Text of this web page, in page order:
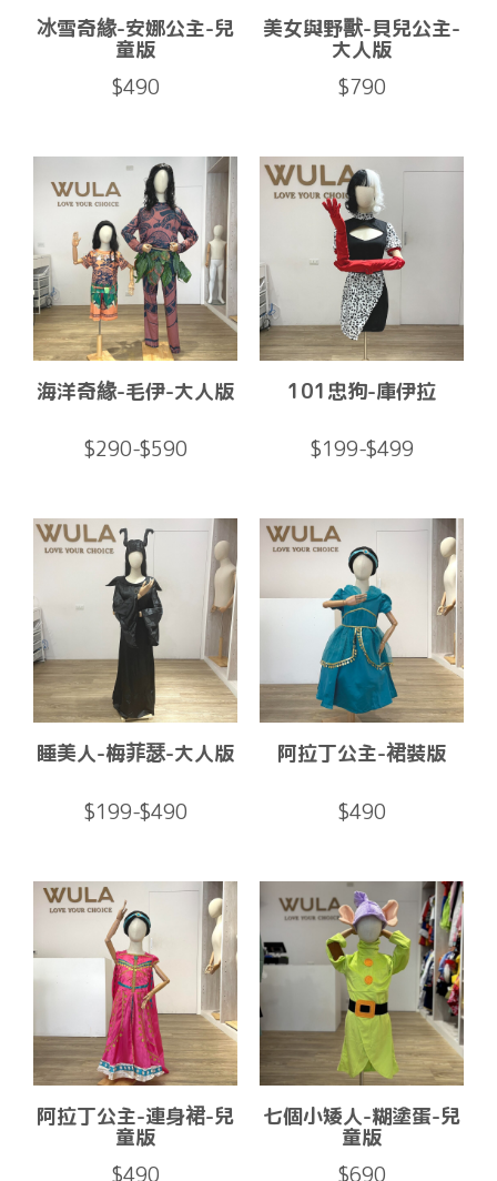
冰雪奇緣-安娜公主-兒
童版
$490
美女與野獸-貝兒公主-
大人版
$790
海洋奇緣-毛伊-大人版
$290-$590
101忠狗-庫伊拉
$199-$499
睡美人-梅菲瑟-大人版
$199-$490
阿拉丁公主-裙裝版
$490
阿拉丁公主-連身裙-兒
童版
$490
七個小矮人-糊塗蛋-兒
童版
$690